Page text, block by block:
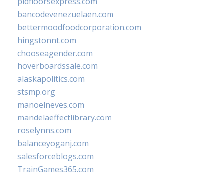
bancodevenezuelaen.com
bettermoodfoodcorporation.com
hingstonnt.com
chooseagender.com
hoverboardssale.com
alaskapolitics.com
stsmp.org
manoelneves.com
mandelaeffectlibrary.com
roselynns.com
balanceyoganj.com
salesforceblogs.com
TrainGames365.com